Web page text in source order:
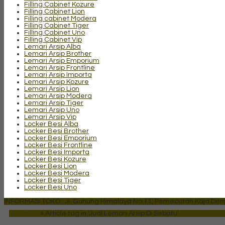
Filling Cabinet Kozure
Filling Cabinet Lion
Filling cabinet Modera
Filling Cabinet Tiger
Filling Cabinet Uno
Filling Cabinet Vip
Lemari Arsip Alba
Lemari Arsip Brother
Lemari Arsip Emporium
Lemari Arsip Frontline
Lemari Arsip Importa
Lemari Arsip Kozure
Lemari Arsip Lion
Lemari Arsip Modera
Lemari Arsip Tiger
Lemari Arsip Uno
Lemari Arsip Vip
Locker Besi Alba
Locker Besi Brother
Locker Besi Emporium
Locker Besi Frontline
Locker Besi Importa
Locker Besi Kozure
Locker Besi Lion
Locker Besi Modera
Locker Besi Tiger
Locker Besi Uno
INFORMASI TOKO : Jl. Gunung Himalaya No 11, Pemecutan Kaja
» Article tag in 'Jual Lemari Arsip Di Sebatu'